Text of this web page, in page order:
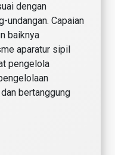
dengan
undangan. Capaian
baiknya
aparatur sipil
pengelola
bertanggung